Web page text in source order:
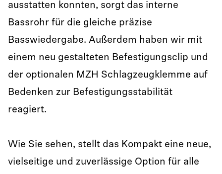
ausstatten konnten, sorgt das interne
Bassrohr für die gleiche präzise
Basswiedergabe. Außerdem haben wir mit
einem neu gestalteten Befestigungsclip und
der optionalen MZH Schlagzeugklemme auf
Bedenken zur Befestigungsstabilität
reagiert.
Wie Sie sehen, stellt das Kompakt eine neue,
vielseitige und zuverlässige Option für alle